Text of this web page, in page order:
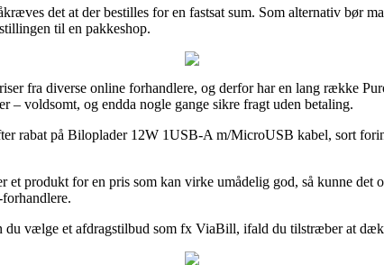
det at der bestilles for en fastsat sum. Som alternativ bør
til en pakkeshop.
fra diverse online forhandlere, og derfor har en lang række
– voldsomt, og endda nogle gange sikre fragt uden betaling.
rabat på Biloplader 12W 1USB-A m/MicroUSB kabel, sort
produkt for en pris som kan virke umådelig god, så kunne
vælge et afdragstilbud som fx ViaBill, ifald du tilstræber at